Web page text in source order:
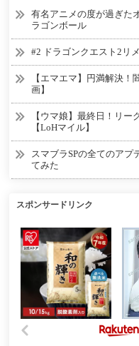
有名アニメの度が過ぎた
ラゴンボール
#2 ドラゴンクエスト2リ
【エマエマ】円満解決
画】
【ウマ娘】最終日！リー
【LoHマイル】
スマブラSPの全てのアプ
てみた
スポンサードリンク